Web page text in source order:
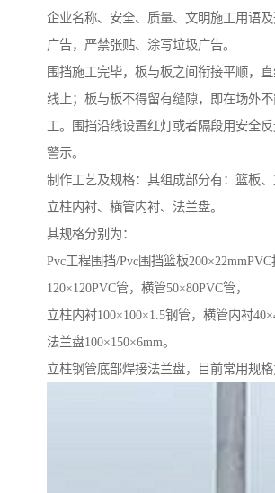
企业名称、安全、质量、文明施工用语
广告，严禁张贴、涂写垃圾广告。
围挡施工完毕，板与板之间衔接平顺，
线上；板与板不得留有缝隙，即在场外
工。围挡沿线设置红灯或者隔段用安全反
警示。
制作工艺及规格：其组成部分有：篮板、
立柱内衬、横管内衬、法兰盘。
其规格分别为：
Pvc工程围挡/Pvc围挡篮板
120×120PVC管，横管50×80PVC管，
立柱内衬100×100×1.5钢管，横管内衬
法兰盘100×150×6mm。
立柱钢管底部焊接法兰盘，目前常用规格